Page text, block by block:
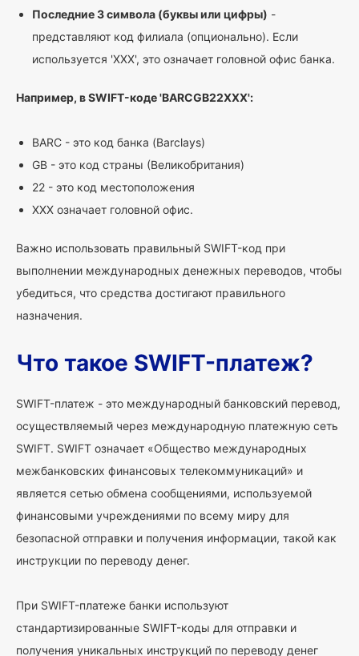
Последние 3 символа (буквы или цифры) -
представляют код филиала (опционально). Если
используется 'XXX', это означает головной офис банка.
Например, в SWIFT-коде 'BARCGB22XXX':
BARC - это код банка (Barclays)
GB - это код страны (Великобритания)
22 - это код местоположения
XXX означает головной офис.
Важно использовать правильный SWIFT-код при
выполнении международных денежных переводов, чтобы
убедиться, что средства достигают правильного
назначения.
Что такое SWIFT-платеж?
SWIFT-платеж - это международный банковский перевод,
осуществляемый через международную платежную сеть
SWIFT. SWIFT означает «Общество международных
межбанковских финансовых телекоммуникаций» и
является сетью обмена сообщениями, используемой
финансовыми учреждениями по всему миру для
безопасной отправки и получения информации, такой как
инструкции по переводу денег.
При SWIFT-платеже банки используют
стандартизированные SWIFT-коды для отправки и
получения уникальных инструкций по переводу денег